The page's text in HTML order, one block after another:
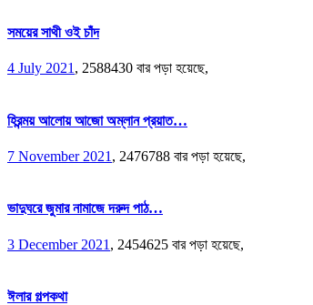
সময়ের সাথী ওই চাঁদ
4 July 2021, 2588430 বার পড়া হয়েছে,
হিরন্ময় আলোয় আজো অম্লান প্রয়াত…
7 November 2021 , 2476788 বার পড়া হয়েছে,
ভাদুঘরে জুমার নামাজে দরুদ পাঠ…
3 December 2021 , 2454625 বার পড়া হয়েছে,
ঈলার গল্পকথা